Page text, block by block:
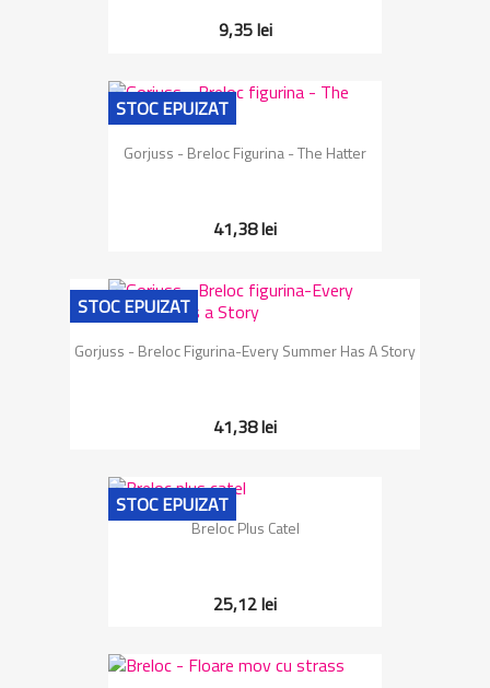
9,35 lei
Gorjuss - Breloc Figurina - The Hatter
41,38 lei
STOC EPUIZAT
Gorjuss - Breloc Figurina-Every Summer Has A Story
41,38 lei
STOC EPUIZAT
Breloc Plus Catel
25,12 lei
STOC EPUIZAT